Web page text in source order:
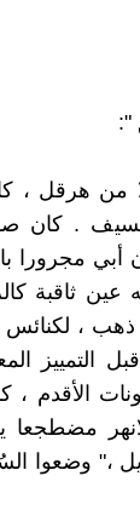
":
هرقل ،
. كان
أبي
ثاقبة
ذهب ،
التمييز
الأقدم
مضطجعا
وضعوا السُم